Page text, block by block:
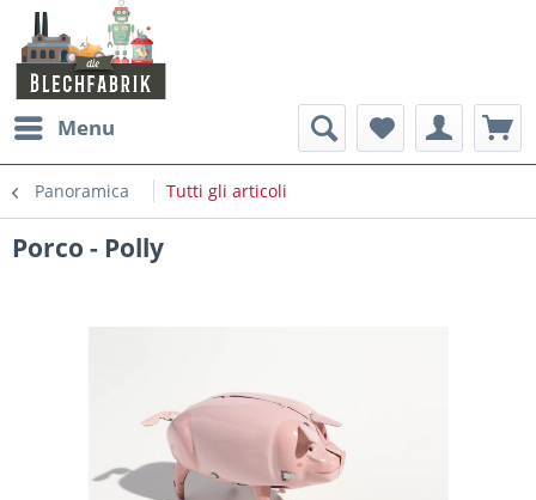
Menu
Panoramica Tutti gli articoli
Porco - Polly